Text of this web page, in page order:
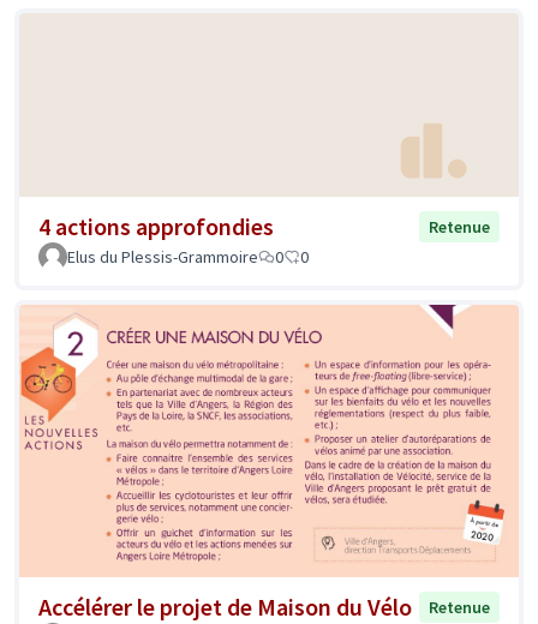
4 actions approfondies
Retenue
Elus du Plessis-Grammoire
0 0
Accélérer le projet de Maison du Vélo
Retenue